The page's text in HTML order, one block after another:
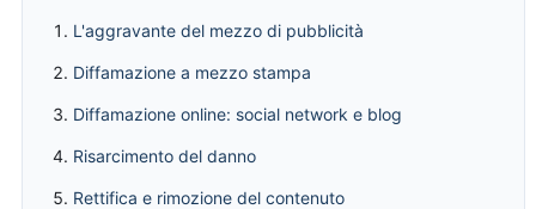
L'aggravante del mezzo di pubblicità
Diffamazione a mezzo stampa
Diffamazione online: social network e blog
Risarcimento del danno
Rettifica e rimozione del contenuto